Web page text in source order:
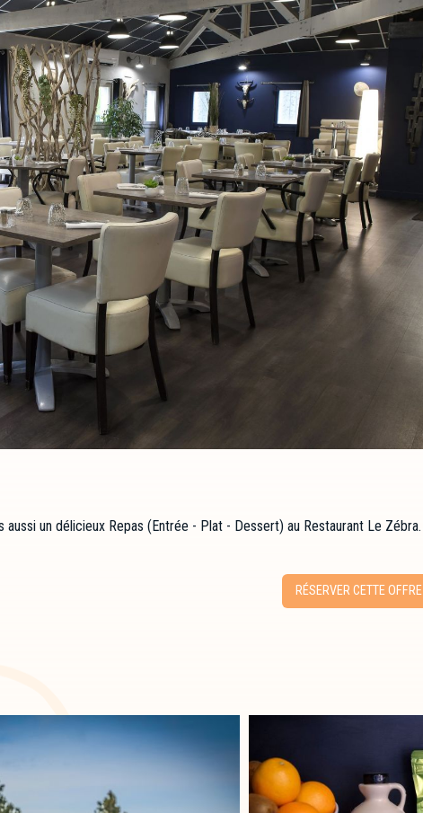
un délicieux Repas (Entrée - Plat - Dessert) au Restaurant Le Zébra.
RÉSERVER CETTE OFFRE